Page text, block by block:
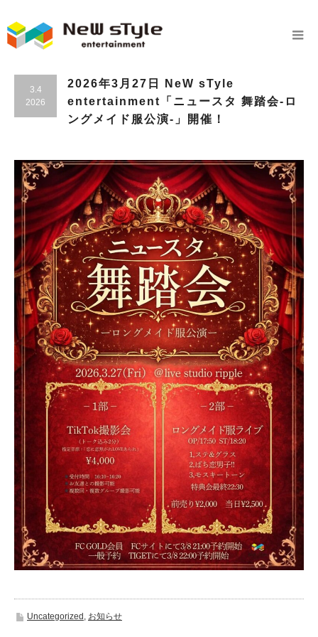
3.4
2026
2026年3月27日 NeW sTyle
entertainment「ニュースタ 舞踏会-ロ
ングメイド服公演-」開催！
Uncategorized , お知らせ